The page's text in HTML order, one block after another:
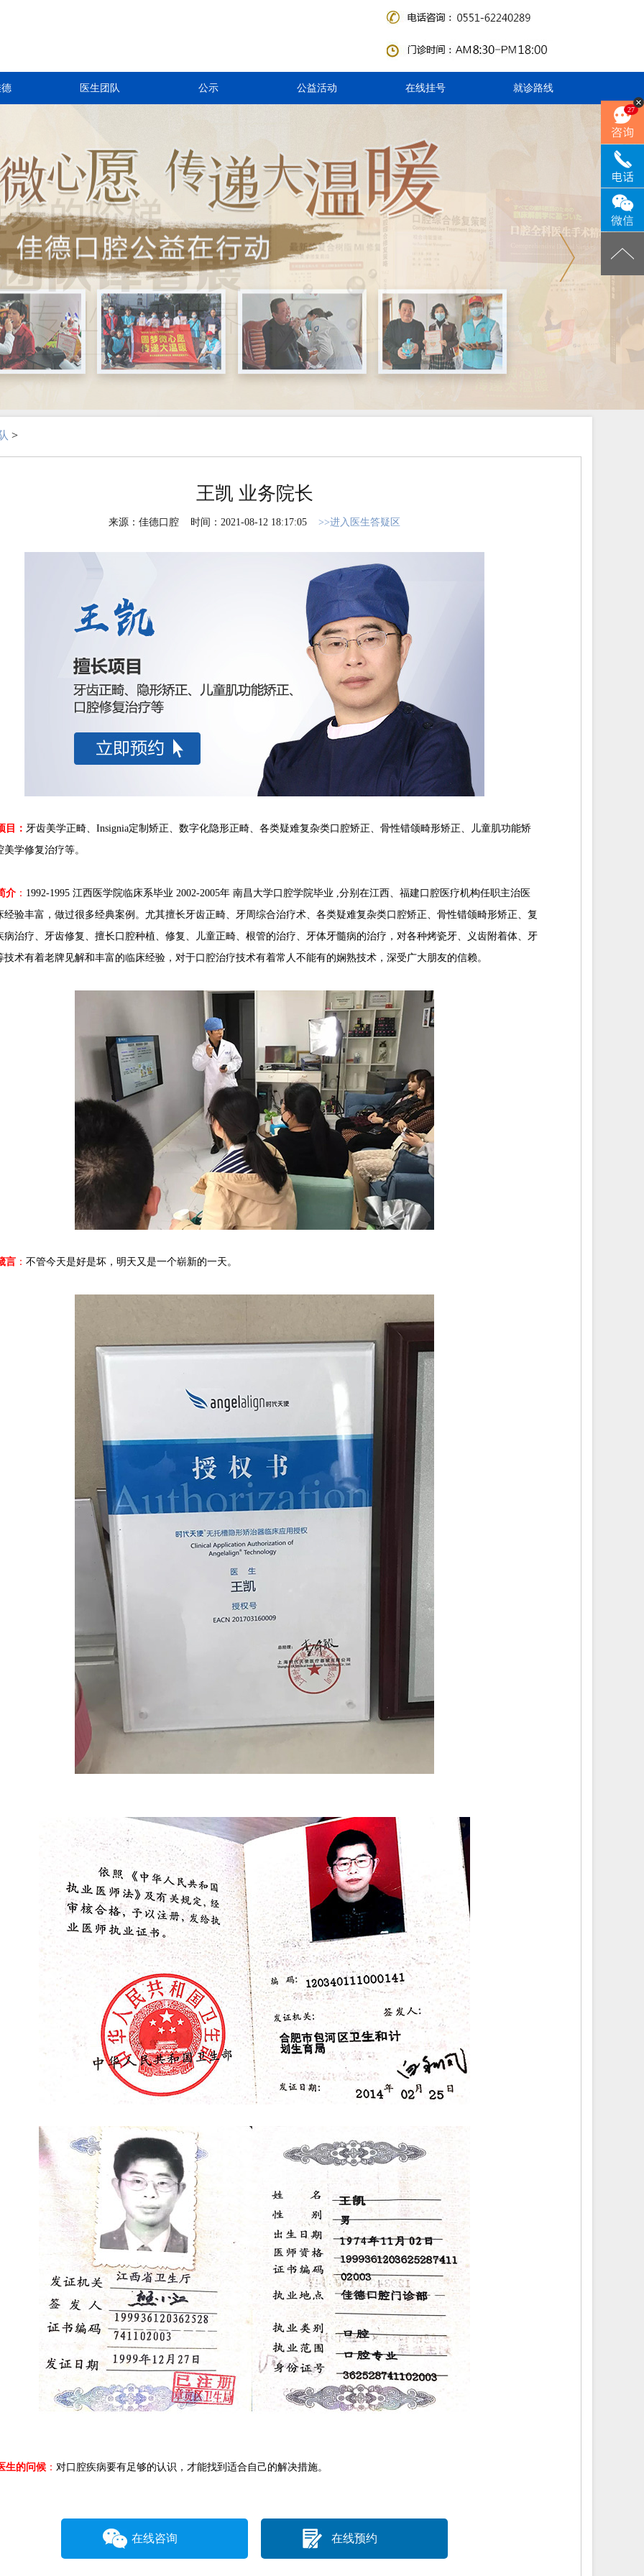
医生团队 公示 公益活动 在线挂号 就诊路线
>
王凯 业务院长
来源：佳德口腔 时间：2021-08-12 18:17:05 >>进入医生答疑区
目： 牙齿美学正畸、 Insignia定制矫正、数字化隐形正畸、 各类疑难复杂类口腔矫正、骨性错颌畸形矫正、儿童肌功能矫
美学修复治疗等。
介 ： 1992-1995 江西医学院临床系毕业 2002-2005年 南昌大学口腔学院毕业 ,分别在江西、福建口腔医疗机构任职主治医
经验丰富，做过很多经典案例。尤其擅长牙齿正畸、牙周综合治疗术、各类疑难复杂类口腔矫正、骨性错颌畸形矫正、复
病治疗、牙齿修复、擅长口腔种植、修复、儿童正畸、根管的治疗、牙体牙髓病的治疗，对各种烤瓷牙、义齿附着体、牙
技术有着老牌见解和丰富的临床经验，对于口腔治疗技术有着常人不能有的娴熟技术，深受广大朋友的信赖。
言 ： 不管今天是好是坏，明天又是一个崭新的一天。
生的问候 ： 对口腔疾病要有足够的认识，才能找到适合自己的解决措施。
在线咨询 在线预约
27